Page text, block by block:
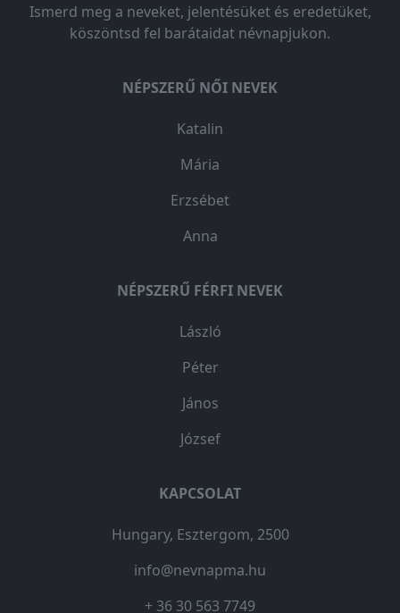
Ismerd meg a neveket, jelentésüket és eredetüket,
köszöntsd fel barátaidat névnapjukon.
NÉPSZERŰ NŐI NEVEK
Katalin
Mária
Erzsébet
Anna
NÉPSZERŰ FÉRFI NEVEK
László
Péter
János
József
KAPCSOLAT
Hungary, Esztergom, 2500
info@nevnapma.hu
+ 36 30 563 7749